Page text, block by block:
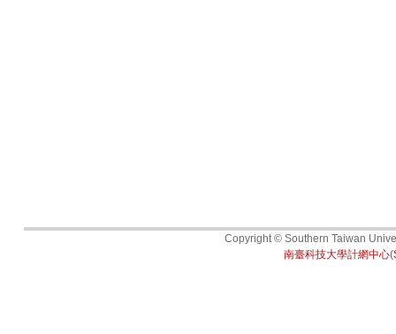
Copyright © Southern Taiwan
南臺科技大學計網中心(